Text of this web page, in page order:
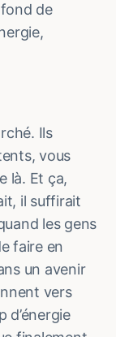
de
Ils
vous
là. Et ça,
il suffirait
les gens
faire en
un avenir
vers
d’énergie